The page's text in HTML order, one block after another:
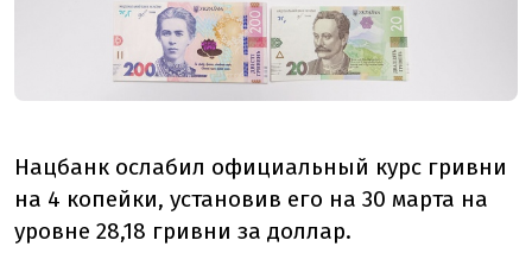
Нацбанк ослабил официальный курс гривни
на 4 копейки, установив его на 30 марта на
уровне 28,18 гривни за доллар.